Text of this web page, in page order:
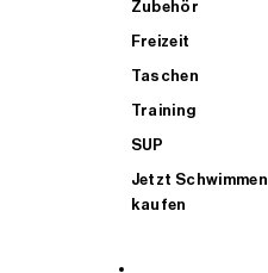
Zubehör
Freizeit
Taschen
Training
SUP
Jetzt Schwimmen
kaufen